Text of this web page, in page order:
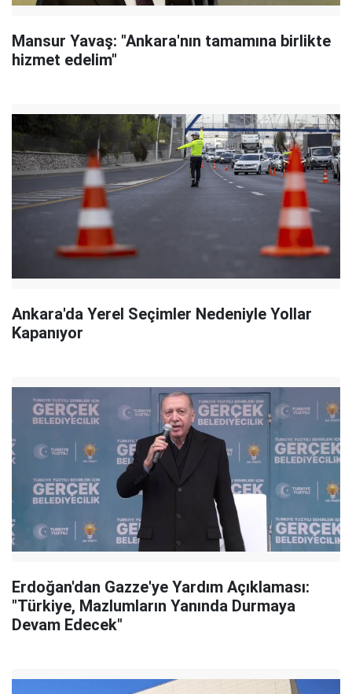
Mansur Yavaş: "Ankara'nın tamamına birlikte
hizmet edelim"
Ankara'da Yerel Seçimler Nedeniyle Yollar
Kapanıyor
Erdoğan'dan Gazze'ye Yardım Açıklaması:
"Türkiye, Mazlumların Yanında Durmaya
Devam Edecek"